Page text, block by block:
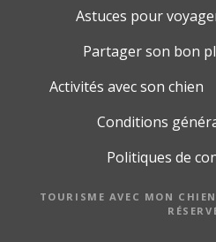
Astuces pour
Partager son bon
Activités avec son chien
Conditions
Politiques de
TOURISME AVEC MON